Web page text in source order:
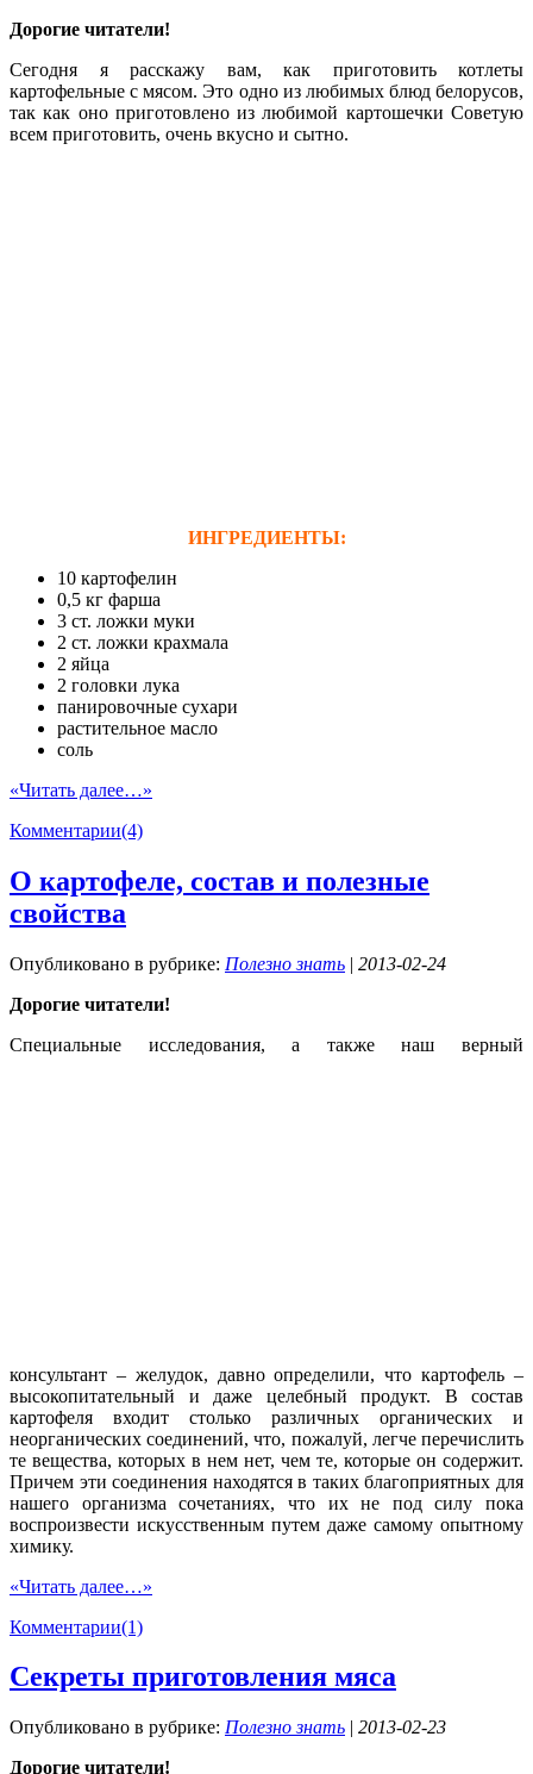
Дорогие читатели!
Сегодня я расскажу вам, как приготовить котлеты
картофельные с мясом. Это одно из любимых блюд белорусов,
так как оно приготовлено из любимой картошечки Советую
всем приготовить, очень вкусно и сытно.
ИНГРЕДИЕНТЫ:
10 картофелин
0,5 кг фарша
3 ст. ложки муки
2 ст. ложки крахмала
2 яйца
2 головки лука
панировочные сухари
растительное масло
соль
«Читать далее…»
Комментарии(4)
О картофеле, состав и полезные
свойства
Опубликовано в рубрике: Полезно знать | 2013-02-24
Дорогие читатели!
Специальные исследования, а также наш верный
консультант – желудок, давно определили, что картофель –
высокопитательный и даже целебный продукт. В состав
картофеля входит столько различных органических и
неорганических соединений, что, пожалуй, легче перечислить
те вещества, которых в нем нет, чем те, которые он содержит.
Причем эти соединения находятся в таких благоприятных для
нашего организма сочетаниях, что их не под силу пока
воспроизвести искусственным путем даже самому опытному
химику.
«Читать далее…»
Комментарии(1)
Секреты приготовления мяса
Опубликовано в рубрике: Полезно знать | 2013-02-23
Дорогие читатели!